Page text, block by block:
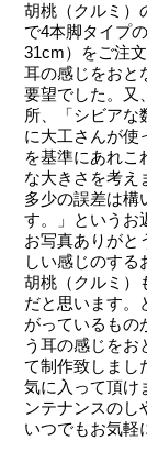
胡桃（クルミ）
で4本脚タイプ
31cm）をご注
耳の感じをおと
要望でした。又
所、「シビアな
に大工さんが使
を基準にあれこ
な大きさを考え
多少の誤差は構
す。」というお
お写真ありがと
しい感じのする
胡桃（クルミ）
だと思います。
がっているもの
う耳の感じをお
て制作致しまし
気に入って頂け
ンテナンスのし
いつでもお気軽